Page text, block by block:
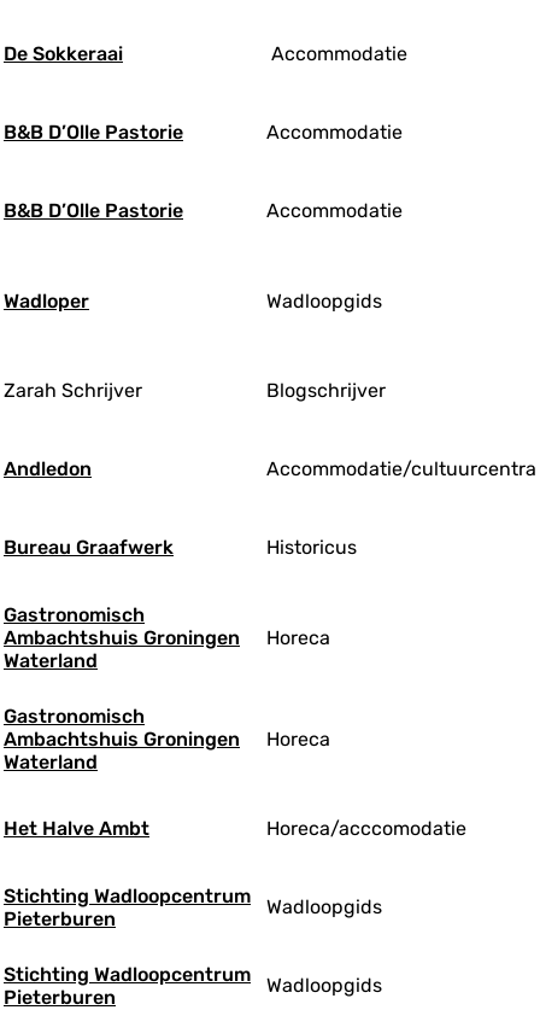
De Sokkeraai Accommodatie
B&B D’Olle Pastorie Accommodatie
B&B D’Olle Pastorie Accommodatie
Wadloper Wadloopgids
Zarah Schrijver Blogschrijver
Andledon Accommodatie/cultuurcentra
Bureau Graafwerk Historicus
Gastronomisch
Ambachtshuis Groningen
Waterland
Horeca
Gastronomisch
Ambachtshuis Groningen
Waterland
Horeca
Het Halve Ambt Horeca/acccomodatie
Stichting Wadloopcentrum
Pieterburen
Wadloopgids
Stichting Wadloopcentrum
Pieterburen
Wadloopgids